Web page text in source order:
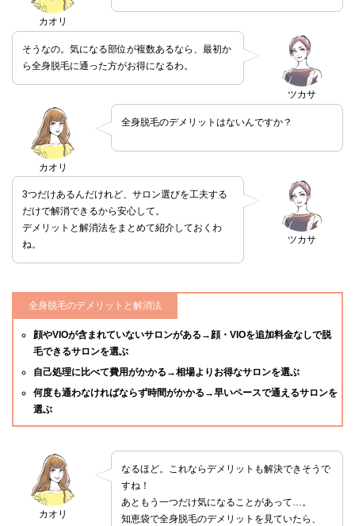
カオリ
ツカサ
そうなの。気になる部位が複数あるなら、最初か
ら全身脱毛に通った方がお得になるわ。
カオリ
全身脱毛のデメリットはないんですか？
ツカサ
3つだけあるんだけれど、サロン選びを工夫する
だけで解消できるから安心して。
デメリットと解消法をまとめて紹介しておくわ
ね。
全身脱毛のデメリットと解消法
顔やVIOが含まれていないサロンがある→顔・VIOを追加料金なしで脱
毛できるサロンを選ぶ
自己処理に比べて費用がかかる→相場よりお得なサロンを選ぶ
何度も通わなければならず時間がかかる→早いペースで通えるサロンを
選ぶ
カオリ
なるほど。これならデメリットも解決できそうで
すね！
あともう一つだけ気になることがあって…。
知恵袋で全身脱毛のデメリットを見ていたら、